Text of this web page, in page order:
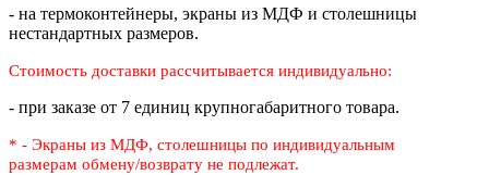
- на термоконтейнеры, экраны из МДФ и столешницы
нестандартных размеров.
Стоимость доставки рассчитывается индивидуально:
- при заказе от 7 единиц крупногабаритного товара.
* - Экраны из МДФ, столешницы по индивидуальным
размерам обмену/возврату не подлежат.